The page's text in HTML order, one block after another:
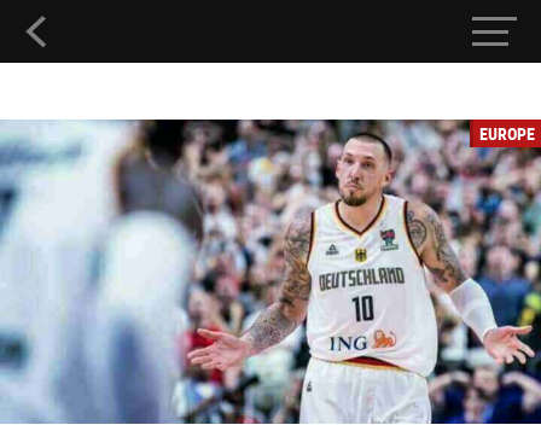
EUROPE